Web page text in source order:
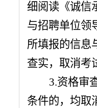
细阅读《诚信
与招聘单位领
所填报的信息
查实，取消考
3.资格审
条件的，均取